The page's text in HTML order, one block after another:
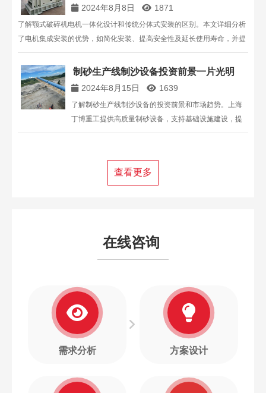
2024年8月8日 1871
了解颚式破碎机电机一体化设计和传统分体式安装的区别。本文详细分析
了电机集成安装的优势，如简化安装、提高安全性及延长使用寿命，并提
供了集成安装时的注意事项。通过对比，帮助用户选择最适合的电机安装
方案。咨询电话：13816711123。制砂生产线制沙设备投资前景一片光明
2024年8月15日 1639
了解制砂生产线制沙设备的投资前景和市场趋势。上海
丁博重工提供高质量制砂设备，支持基础设施建设，提
升投资效益。咨询更多详情，请拨打13816711123。
查看更多
在线咨询
需求分析 方案设计